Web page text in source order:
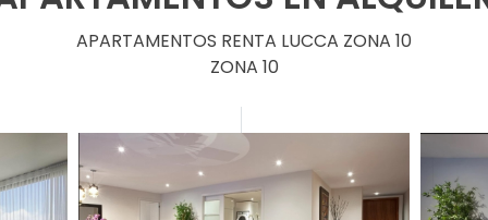
APARTAMENTOS RENTA LUCCA ZONA 10
ZONA 10